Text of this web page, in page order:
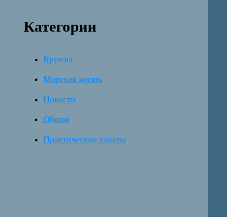
Категории
Круизы
Морская жизнь
Новости
Общая
Практические советы